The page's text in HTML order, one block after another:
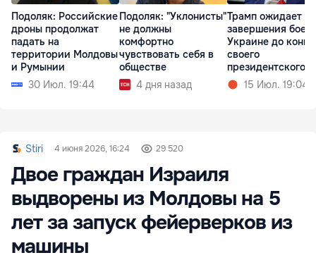
Подоляк: Российские
дроны продолжат
падать на
территории Молдовы
и Румынии
30 Июл. 19:44
Подоляк: "Уклонисты"
не должны
комфортно
чувствовать себя в
обществе
4 дня назад
Трамп ожидает
завершения боев
Украине до конца
своего
президентского
срока15 Июл. 19:04
Stiri 4 июня 2026, 16:24 29 520
Двое граждан Израиля
выдворены из Молдовы на 5
лет за запуск фейерверков из
машины